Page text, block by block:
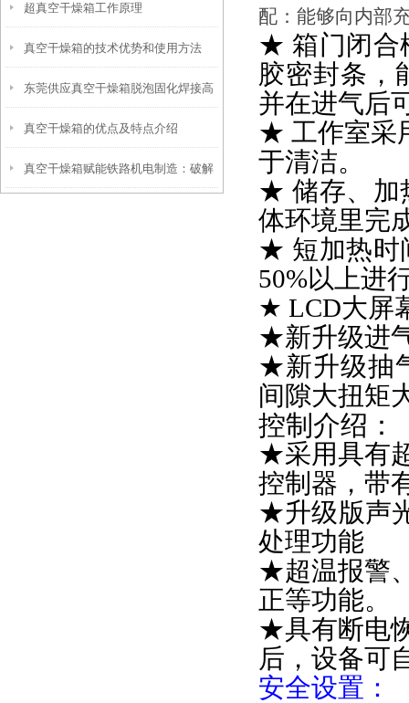
超真空干燥箱工作原理
真空干燥箱的技术优势和使用方法
东莞供应真空干燥箱脱泡固化焊接高
温处理箱
真空干燥箱的优点及特点介绍
真空干燥箱赋能铁路机电制造：破解
配：能够向内部
★ 箱门闭合
胶密封条，
并在进气后
★ 工作室采
于清洁。
★ 储存、加
体环境里完
★ 短加热时
50%以上进
★ LCD大屏
★新升级进
★新升级抽
间隙大扭矩
控制介绍：
★采用具有
控制器，带
★升级版声
处理功能
★超温报警
正等功能。
★具有断电
后，设备可
安全设置：